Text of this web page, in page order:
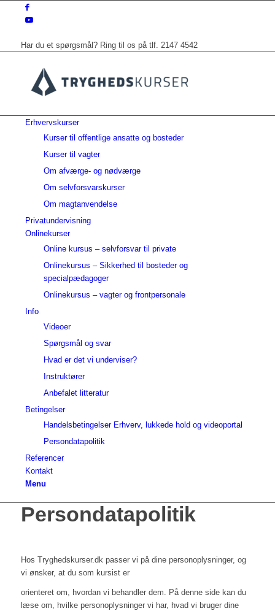
Har du et spørgsmål? Ring til os på tlf. 2147 4542
Erhvervskurser
Kurser til offentlige ansatte og bosteder
Kurser til vagter
Om afværge- og nødværge
Om selvforsvarskurser
Om magtanvendelse
Privatundervisning
Onlinekurser
Online kursus – selvforsvar til private
Onlinekursus – Sikkerhed til bosteder og
specialpædagoger
Onlinekursus – vagter og frontpersonale
Info
Videoer
Spørgsmål og svar
Hvad er det vi underviser?
Instruktører
Anbefalet litteratur
Betingelser
Handelsbetingelser Erhverv, lukkede hold og videoportal
Persondatapolitik
Referencer
Kontakt
Menu
Persondatapolitik
Hos Tryghedskurser.dk passer vi på dine personoplysninger, og
vi ønsker, at du som kursist er
orienteret om, hvordan vi behandler dem. På denne side kan du
læse om, hvilke personoplysninger vi har, hvad vi bruger dine